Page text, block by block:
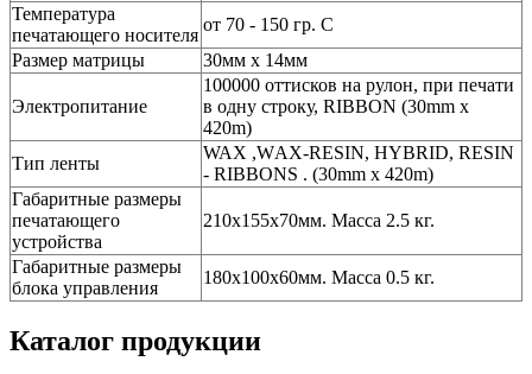
Температура
печатающего носителя
от 70 - 150 гр. С
Размер матрицы
30мм х 14мм
Электропитание
100000 оттисков на рулон, при печати
в одну строку, RIBBON (30mm x
420m)
Тип ленты
WAX ,WАX-RESIN, HYBRID, RESIN
- RIBBONS . (30mm x 420m)
Габаритные размеры
печатающего
устройства
210х155х70мм. Масса 2.5 кг.
Габаритные размеры
блока управления
180х100х60мм. Масса 0.5 кг.
Каталог продукции